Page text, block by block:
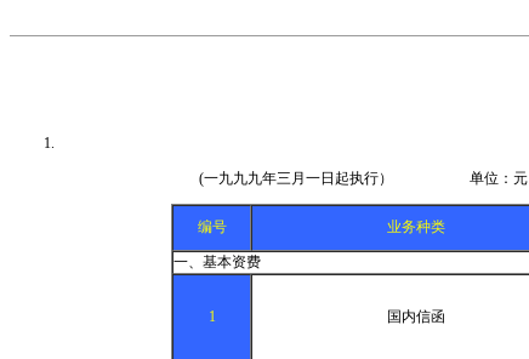
(一九九九年三月一日起执行） 单位：元
编号 业务种类
一、基本资费
1 国内信函